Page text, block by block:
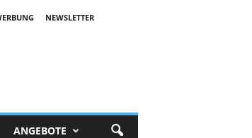
NEWSLETTER
ANGEBOTE